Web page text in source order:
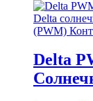
Delta
(PWM)
Delta